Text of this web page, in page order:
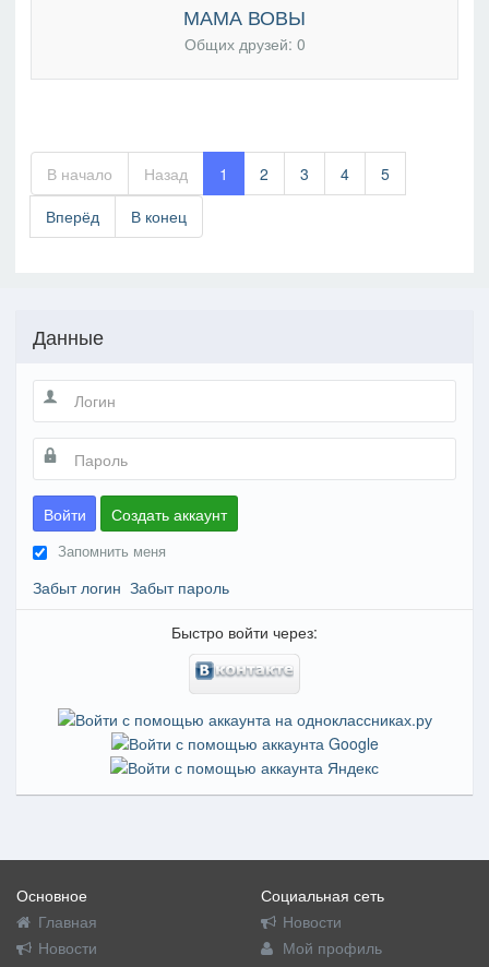
МАМА ВОВЫ
Общих друзей: 0
В начало Назад 1 2 3 4
5
Вперёд
В конец
Данные
Войти Создать аккаунт
Запомнить меня
Забыт логин Забыт пароль
Быстро войти через:
Основное
Главная
Новости
Социальная сеть
Новости
Мой профиль